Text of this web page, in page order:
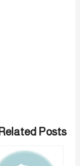
Posts: